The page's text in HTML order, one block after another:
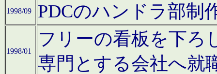
1998/09 PDCのハンドラ部制
1998/01
フリーの看板を下ろ
専門とする会社へ就